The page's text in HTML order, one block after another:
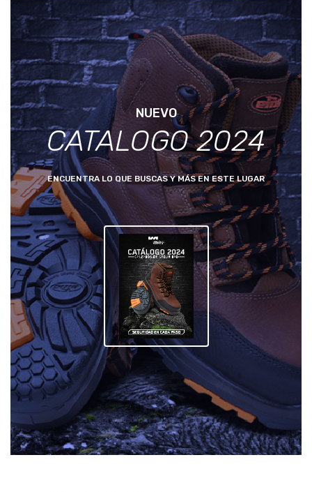
NUEVO
CATALOGO 2024
ENCUENTRA LO QUE BUSCAS Y MÁS EN ESTE LUGAR